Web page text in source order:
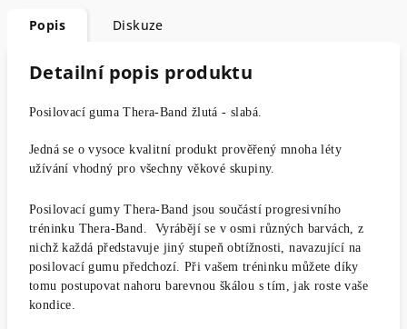
Popis Diskuze
Detailní popis produktu
Posilovací guma Thera-Band žlutá - slabá.
Jedná se o vysoce kvalitní produkt prověřený mnoha léty
užívání vhodný pro všechny věkové skupiny.
Posilovací gumy Thera-Band jsou součástí progresivního
tréninku Thera-Band. Vyrábějí se v osmi různých barvách, z
nichž každá představuje jiný stupeň obtížnosti, navazující na
posilovací gumu předchozí. Při vašem tréninku můžete díky
tomu postupovat nahoru barevnou škálou s tím, jak roste vaše
kondice.